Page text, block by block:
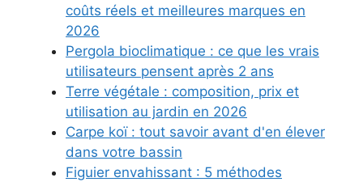
coûts réels et meilleures marques en
2026
Pergola bioclimatique : ce que les vrais
utilisateurs pensent après 2 ans
Terre végétale : composition, prix et
utilisation au jardin en 2026
Carpe koï : tout savoir avant d'en élever
dans votre bassin
Figuier envahissant : 5 méthodes